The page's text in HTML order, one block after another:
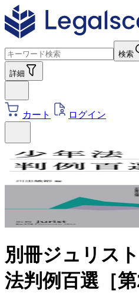
検索
詳細
カート ログイン
別冊ジュリス
法判例百選［第